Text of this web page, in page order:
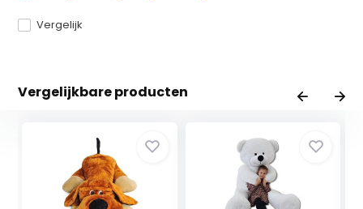
Vergelijk
Vergelijkbare producten